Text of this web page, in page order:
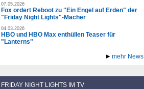
07.05.2026
Fox ordert Reboot zu "Ein Engel auf Erden" der
"Friday Night Lights"-Macher
04.03.2026
HBO und HBO Max enthüllen Teaser für
"Lanterns"
mehr News
FRIDAY NIGHT LIGHTS IM TV